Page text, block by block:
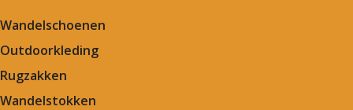
Wandelschoenen
Outdoorkleding
Rugzakken
Wandelstokken